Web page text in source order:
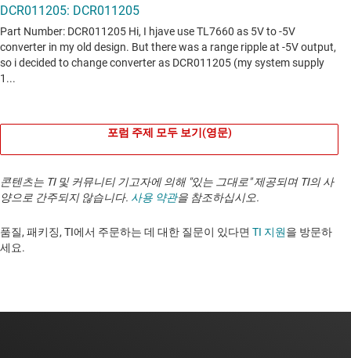
포럼 주제 모두 보기(영문)
콘텐츠는 TI 및 커뮤니티 기고자에 의해 "있는 그대로" 제공되며 TI의 사
양으로 간주되지 않습니다. 사용 약관을 참조하십시오.
품질, 패키징, TI에서 주문하는 데 대한 질문이 있다면 TI 지원을 방문하
세요. ​​​​​​​​​​​​​​